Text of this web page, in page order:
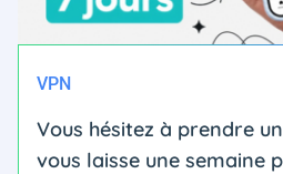
VPN
Vous hésitez à prendre
vous laisse une semaine